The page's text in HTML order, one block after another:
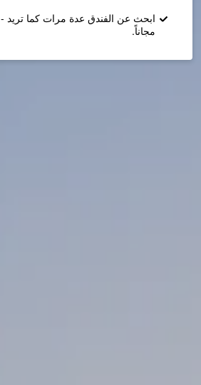
ابحث عن الفندق عدة مرات كما تريد -
مجاناً.